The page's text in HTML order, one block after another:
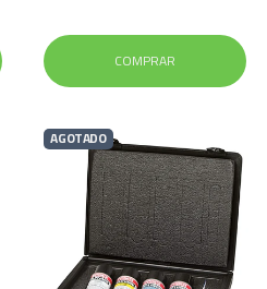
COMPRAR
AGOTADO